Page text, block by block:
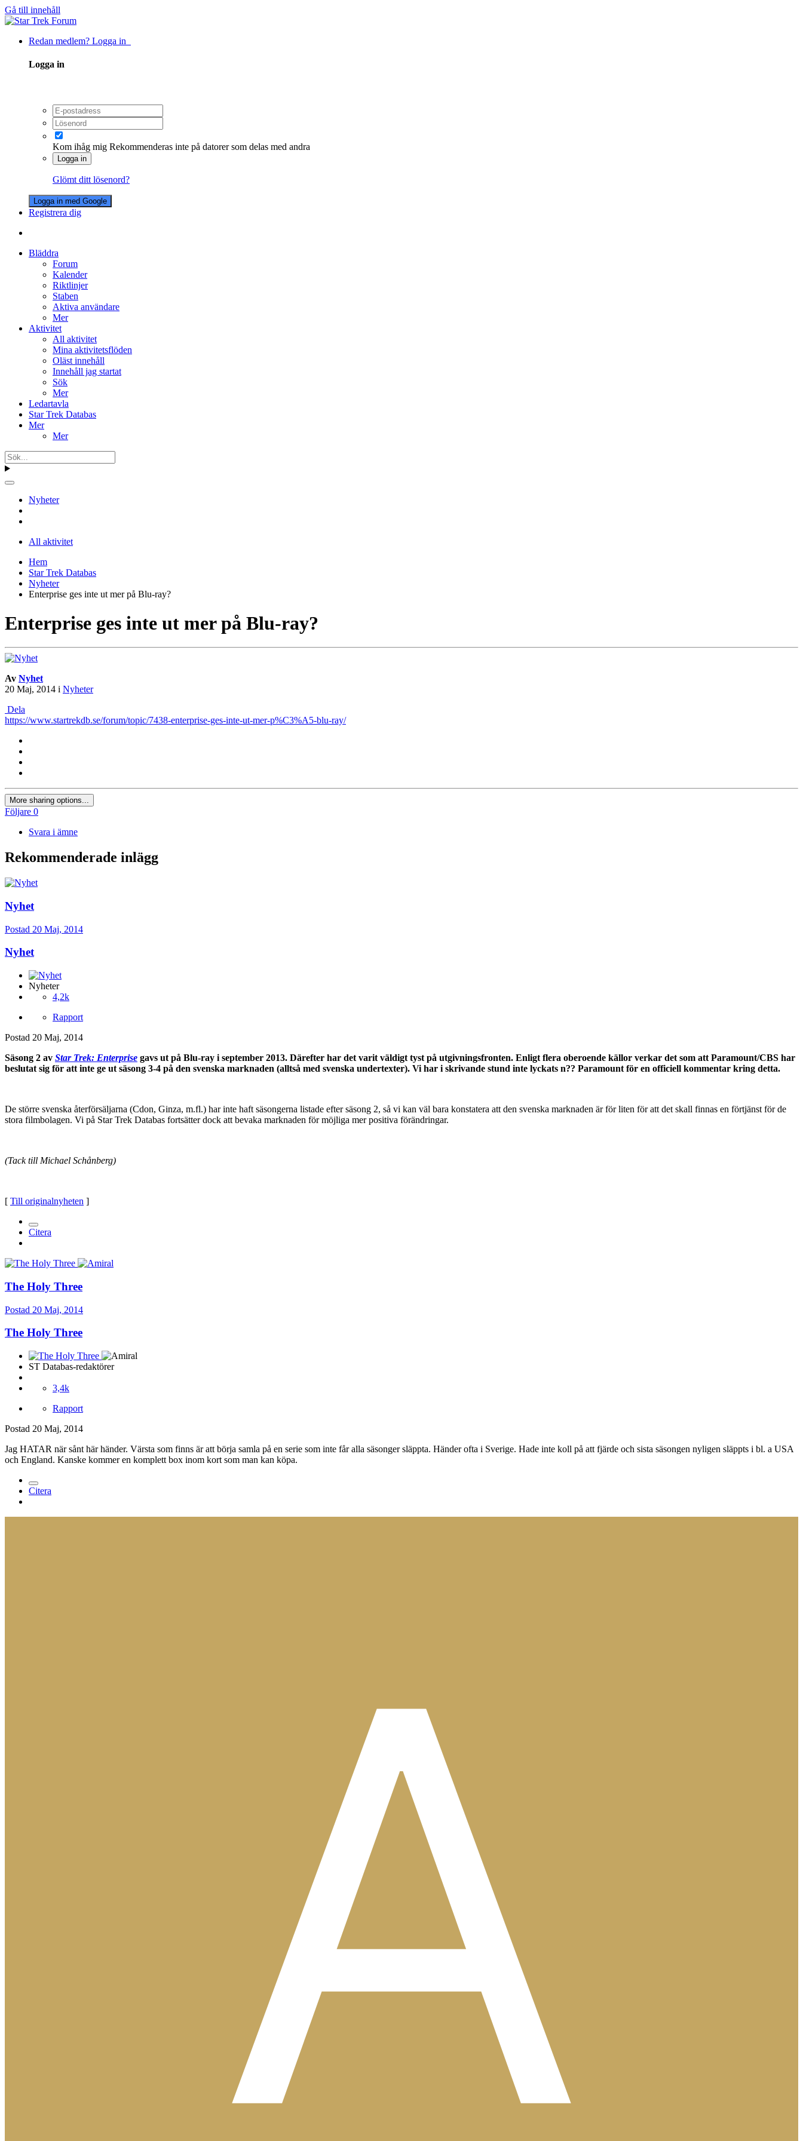
Gå till innehåll
Redan medlem? Logga in
Logga in
Kom ihåg mig Rekommenderas inte på datorer som delas med andra
Logga in
Glömt ditt lösenord?
Logga in med Google
Registrera dig
Bläddra
Forum
Kalender
Riktlinjer
Staben
Aktiva användare
Mer
Aktivitet
All aktivitet
Mina aktivitetsflöden
Oläst innehåll
Innehåll jag startat
Sök
Mer
Ledartavla
Star Trek Databas
Mer
Mer
Nyheter
All aktivitet
Hem
Star Trek Databas
Nyheter
Enterprise ges inte ut mer på Blu-ray?
Enterprise ges inte ut mer på Blu-ray?
Av Nyhet
20 Maj, 2014 i Nyheter
Dela
https://www.startrekdb.se/forum/topic/7438-enterprise-ges-inte-ut-mer-p%C3%A5-blu-ray/
More sharing options...
Följare 0
Svara i ämne
Rekommenderade inlägg
Nyhet
Postad 20 Maj, 2014
Nyhet
Nyheter
4,2k
Rapport
Postad 20 Maj, 2014
Säsong 2 av Star Trek: Enterprise gavs ut på Blu-ray i september 2013. Därefter har det varit väldigt tyst på utgivningsfronten. Enligt flera oberoende källor verkar det som att Paramount/CBS har
beslutat sig för att inte ge ut säsong 3-4 på den svenska marknaden (alltså med svenska undertexter). Vi har i skrivande stund inte lyckats n?? Paramount för en officiell kommentar kring detta.
De större svenska återförsäljarna (Cdon, Ginza, m.fl.) har inte haft säsongerna listade efter säsong 2, så vi kan väl bara konstatera att den svenska marknaden är för liten för att det skall finnas en förtjänst för de
stora filmbolagen. Vi på Star Trek Databas fortsätter dock att bevaka marknaden för möjliga mer positiva förändringar.
(Tack till Michael Schånberg)
[ Till originalnyheten ]
Citera
The Holy Three
Postad 20 Maj, 2014
The Holy Three
ST Databas-redaktörer
3,4k
Rapport
Postad 20 Maj, 2014
Jag HATAR när sånt här händer. Värsta som finns är att börja samla på en serie som inte får alla säsonger släppta. Händer ofta i Sverige. Hade inte koll på att fjärde och sista säsongen nyligen släppts i bl. a USA
och England. Kanske kommer en komplett box inom kort som man kan köpa.
Citera